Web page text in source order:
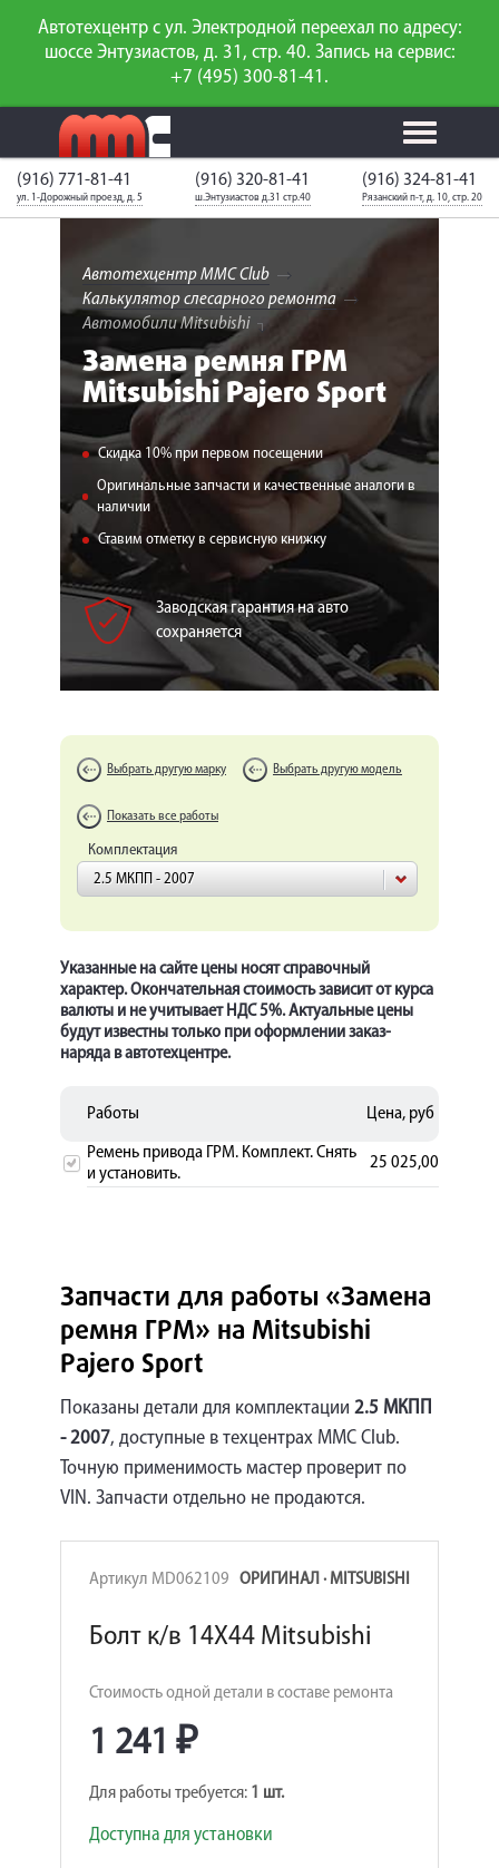
Автотехцентр с ул. Электродной переехал по адресу:
шоссе Энтузиастов, д. 31, стр. 40. Запись на сервис:
+7 (495) 300-81-41.
Калькулятор
ТО
Каталог
запчастей
Калькулятор
слесарного
ремонта
Вход для
ГАРАНТИИ
О СЕРВИСЕ
АКЦИИ
УСЛУГИ
КОРП.КЛИЕНТАМ
ЦЕНЫ
ЗАПЧАСТИ
ОТЗЫВЫ
КОНТАКТЫ
ЗАПИСЬ НА СЕРВИС
ЗАДАТЬ ВОПРОС
(916) 771-81-41
ул. 1-Дорожный проезд, д. 5
(916) 320-81-41
ш.Энтузиастов д.31 стр.40
(916) 324-81-41
Рязанский п-т, д. 10, стр. 20
Автотехцентр MMC Club
Калькулятор слесарного ремонта
Автомобили Mitsubishi
Замена ремня ГРМ
Mitsubishi Pajero Sport
Скидка 10% при первом посещении
Оригинальные запчасти и качественные аналоги в
наличии
Ставим отметку в сервисную книжку
Заводская гарантия на авто
сохраняется
Выбрать другую марку Выбрать другую модель
Показать все работы
Комплектация
2.5 МКПП - 2007
Указанные на сайте цены носят справочный
характер. Окончательная стоимость зависит от курса
валюты и не учитывает НДС 5%. Актуальные цены
будут известны только при оформлении заказ-
наряда в автотехцентре.
Работы Цена, руб
Ремень привода ГРМ. Комплект. Снять
и установить.
25 025,00
Запчасти для работы «Замена
ремня ГРМ» на Mitsubishi
Pajero Sport
Показаны детали для комплектации 2.5 МКПП
- 2007, доступные в техцентрах MMC Club.
Точную применимость мастер проверит по
VIN. Запчасти отдельно не продаются.
Артикул MD062109 ОРИГИНАЛ · MITSUBISHI
Болт к/в 14X44 Mitsubishi
Стоимость одной детали в составе ремонта
1 241 ₽
Для работы требуется: 1 шт.
Доступна для установки